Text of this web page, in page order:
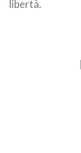
libertà.